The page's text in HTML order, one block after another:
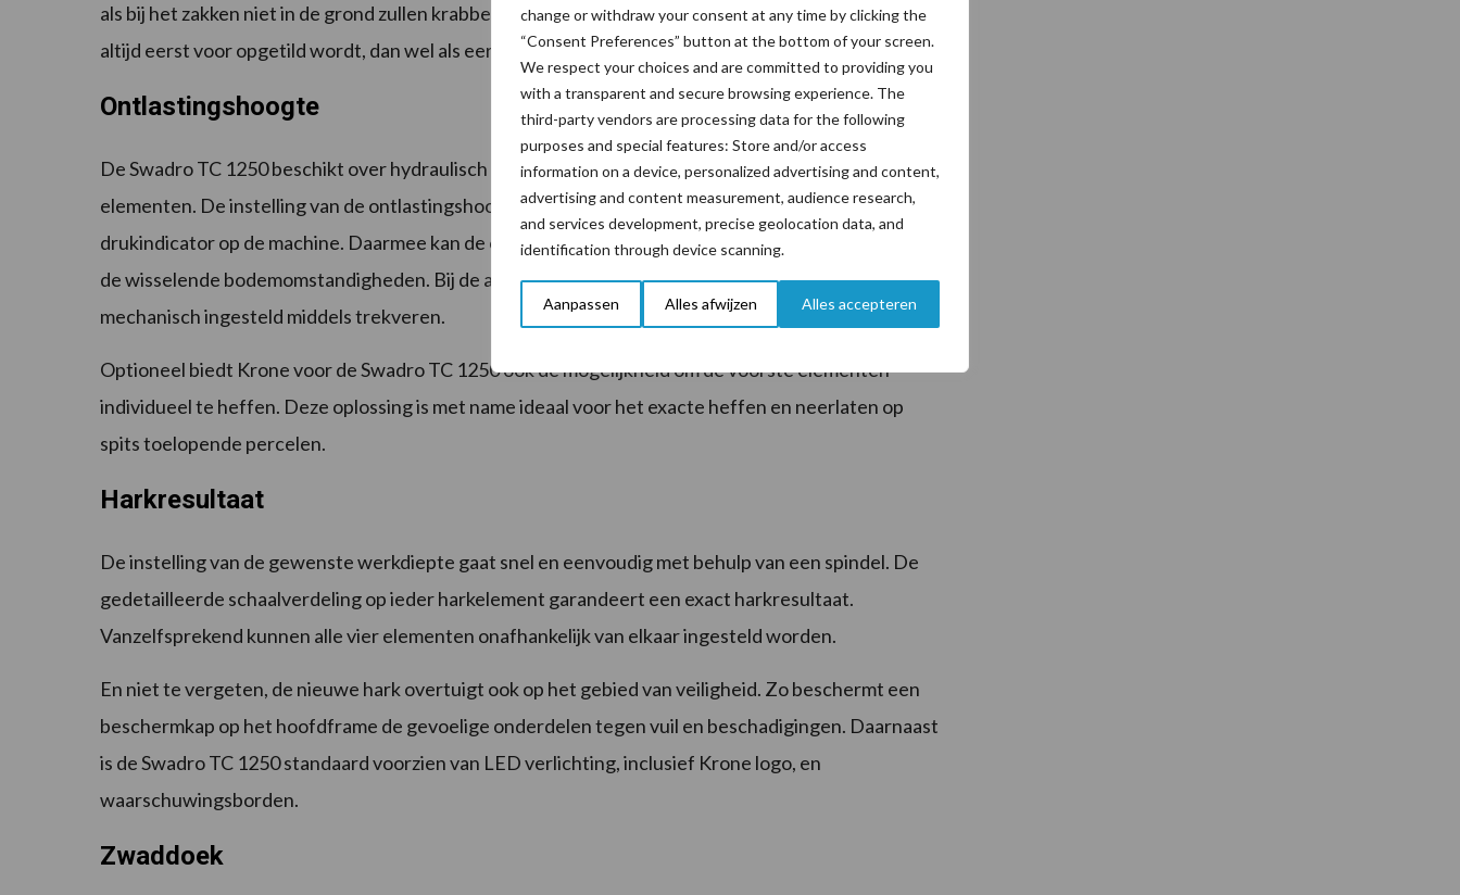
change or withdraw your consent at any time by clicking the
“Consent Preferences” button at the bottom of your screen.
We respect your choices and are committed to providing you
with a transparent and secure browsing experience. The
third-party vendors are processing data for the following
purposes and special features: Store and/or access
information on a device, personalized advertising and content,
advertising and content measurement, audience research,
and services development, precise geolocation data, and
identification through device scanning.
Aanpassen Alles afwijzen Alles accepteren
als bij het zakken niet in de grond zullen krabben. Dit wordt voorkomen doordat het harkelement
altijd eerst voor opgetild wordt, dan wel als eerste achter neergelaten wordt.
Ontlastingshoogte
De Swadro TC 1250 beschikt over hydraulisch verstelbare rotor ontlasting bij de voorste twee
elementen. De instelling van de ontlastingshoogte gebeurt middels een hydraulisch ventiel met een
drukindicator op de machine. Daarmee kan de ontlasting snel en eenvoudig aangepast worden aan
de wisselende bodemomstandigheden. Bij de achterste twee elementen wordt de ontlasting
mechanisch ingesteld middels trekveren.
Optioneel biedt Krone voor de Swadro TC 1250 ook de mogelijkheid om de voorste elementen
individueel te heffen. Deze oplossing is met name ideaal voor het exacte heffen en neerlaten op
spits toelopende percelen.
Harkresultaat
De instelling van de gewenste werkdiepte gaat snel en eenvoudig met behulp van een spindel. De
gedetailleerde schaalverdeling op ieder harkelement garandeert een exact harkresultaat.
Vanzelfsprekend kunnen alle vier elementen onafhankelijk van elkaar ingesteld worden.
En niet te vergeten, de nieuwe hark overtuigt ook op het gebied van veiligheid. Zo beschermt een
beschermkap op het hoofdframe de gevoelige onderdelen tegen vuil en beschadigingen. Daarnaast
is de Swadro TC 1250 standaard voorzien van LED verlichting, inclusief Krone logo, en
waarschuwingsborden.
Zwaddoek